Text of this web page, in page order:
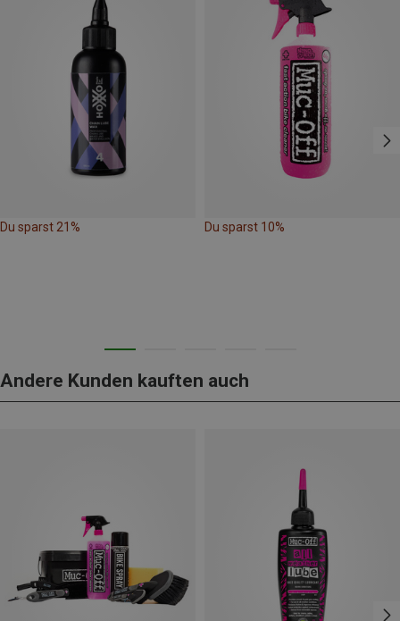
Du sparst 21% Du sparst 10%
Andere Kunden kauften auch